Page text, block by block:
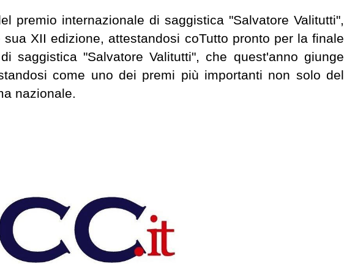
premio internazionale di saggistica "Salvatore Valitutti",
XII edizione, attestandosi coTutto pronto per la finale
saggistica "Salvatore Valitutti", che quest'anno giunge
come uno dei premi più importanti non solo del
nazionale.